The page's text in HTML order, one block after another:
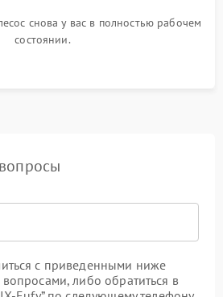
снова у вас в полностью рабочем
состоянии.
с приведенными ниже
либо обратиться в